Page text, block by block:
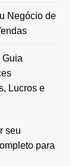
Negócio de
Guia
Lucros e
seu
para